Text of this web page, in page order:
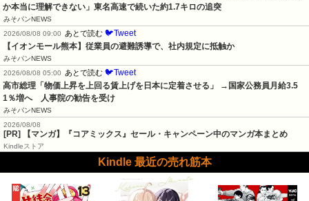
か本当に理解できない」東名高速で続いた約1.7キロの追突
みそパンNEWS
2026/08/08 09:00
あとで読む 🐦Tweet
【イオンモール熊本】従業員の避難誘導で、社内規定に抵触か
みそパンNEWS
2026/08/08 05:00
あとで読む 🐦Tweet
高市総理「物価上昇を上回る賃上げを日本に定着させる」 →国家公務員月給3.5
1％増へ    人事院の勧告を受け
みそパンNEWS
2026/08/08
[PR] 【マンガ】『コアミックス』セール・キャンペーン中のマンガ本まとめ
Kindleストア
Kindle 最近の売れ筋本